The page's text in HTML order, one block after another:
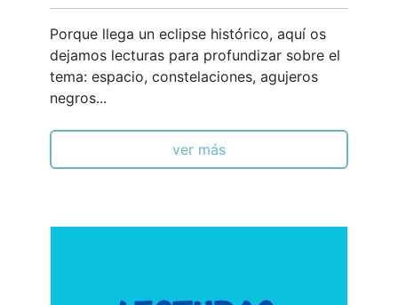
Porque llega un eclipse histórico, aquí os
dejamos lecturas para profundizar sobre el
tema: espacio, constelaciones, agujeros
negros...
ver más